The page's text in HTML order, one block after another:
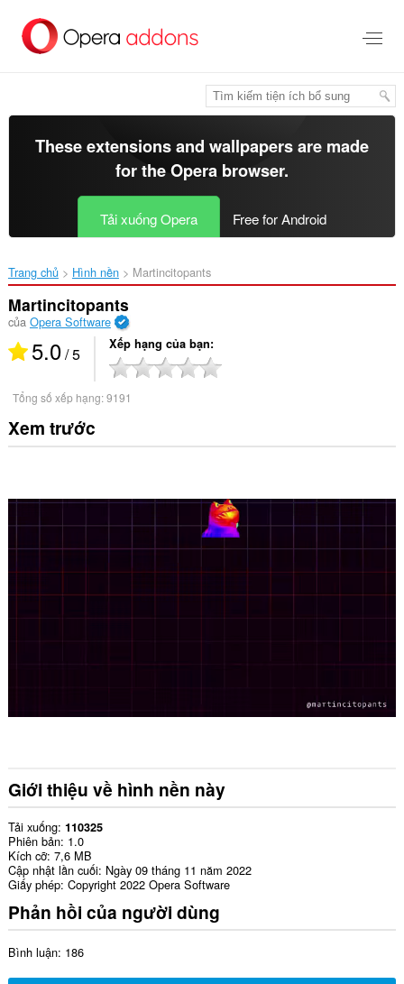
đến
These extensions and wallpapers are made
for theOpera browser.
Tải xuống Opera Free for Android
Trang chủ Hình nền Martincitopants‎
Martincitopants
của Opera Software
5.0/ 5 Xếp hạng của bạn
Tổng số xếp hạng:9191
Xem trước
Giới thiệu về hình nền này
Tải xuống 110325
Phiên bản 1.0
Kích cỡ 7,6 MB
Cập nhật lần cuối Ngày 09 tháng 11 năm 2022
Giấy phép Copyright 2022 Opera Software
Phản hồi của người dùng
Bình luận: 186